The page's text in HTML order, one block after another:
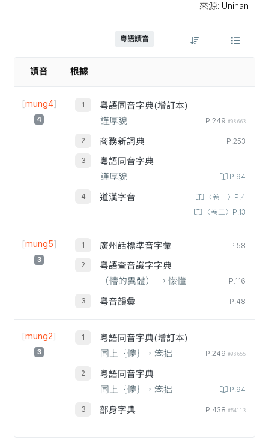
來源: Unihan
粵語讀音
讀音 根據
[mung4]
4
粵語同音字典(增訂本)
謹厚貌
P.249 #08663
商務新詞典 P.253
粵語同音字典
謹厚貌
P.94
道漢字音
〈卷一〉P.4
〈卷二〉P.13
[mung5]
3
廣州話標準音字彙 P.58
粵語查音識字字典
（懵的異體） → 懞懂
P.116
粵音韻彙 P.48
[mung2]
3
粵語同音字典(增訂本)
同上｛懜｝，笨拙
P.249 #08655
粵語同音字典
同上｛懜｝，笨拙
P.94
部身字典 P.438 #54113